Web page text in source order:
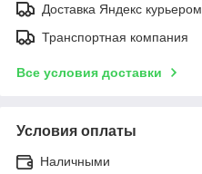
Доставка Яндекс курьером
Транспортная компания
Все условия доставки
Условия оплаты
Наличными